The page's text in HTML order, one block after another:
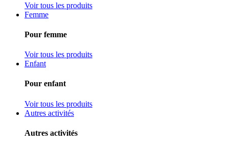
Voir tous les produits
Femme
Pour femme
Voir tous les produits
Enfant
Pour enfant
Voir tous les produits
Autres activités
Autres activités